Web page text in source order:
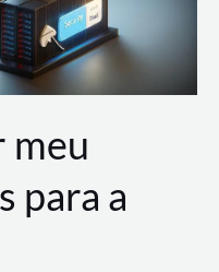
meu
para a